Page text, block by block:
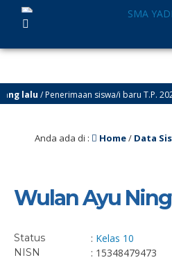
lalu/ Penerimaan siswa/i baru T.P.
Anda ada di : Home/ Data
Wulan Ayu
Status : Kelas 10
NISN : 15348479473